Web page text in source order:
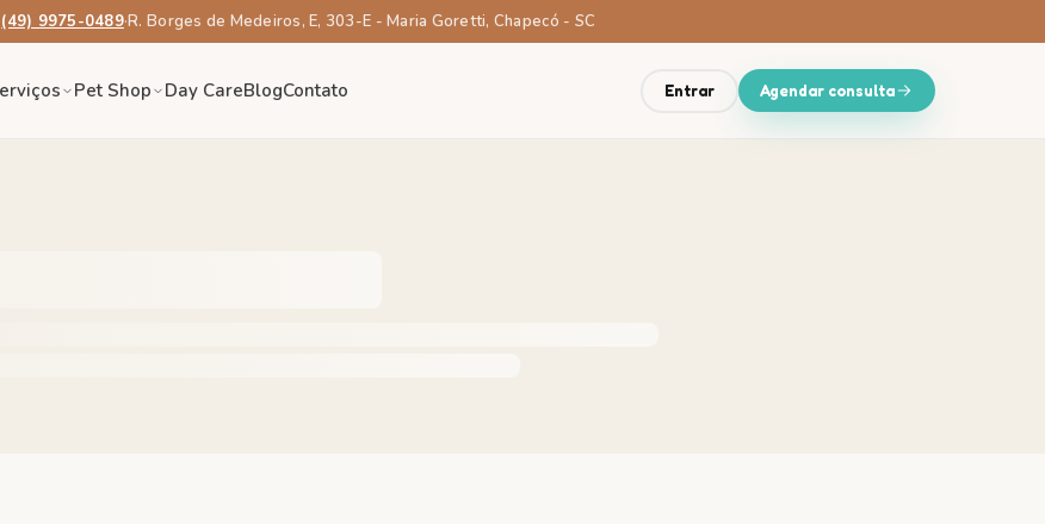
(49) 9975-0489·R. Borges de Medeiros, E, 303-E - Maria Goretti, Chapecó - SC
Pet Shop Day CareBlogContato Entrar Agendar consulta